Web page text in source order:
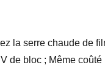
la serre chaude de
de bloc ; Même